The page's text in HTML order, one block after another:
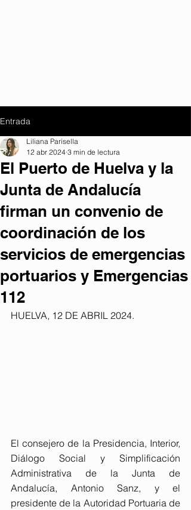
Entrada
El Puerto de Huelva y la
Junta de Andalucía
firman un convenio de
coordinación de los
servicios de emergencias
portuarios y Emergencias
112
Liliana Parisella
12 abr 2024 3 min de lectura
HUELVA, 12 DE ABRIL 2024.
El consejero de la Presidencia, Interior,
Diálogo Social y Simplificación
Administrativa de la Junta de
Andalucía, Antonio Sanz, y el
presidente de la Autoridad Portuaria de